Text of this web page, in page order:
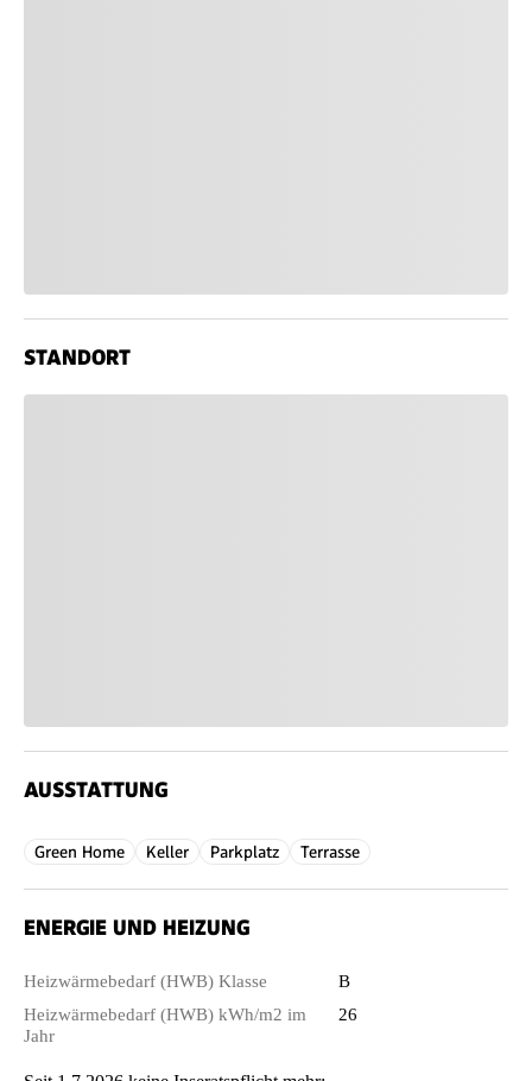
STANDORT
AUSSTATTUNG
Green Home Keller Parkplatz Terrasse
ENERGIE UND HEIZUNG
Heizwärmebedarf (HWB) Klasse
B
Heizwärmebedarf (HWB) kWh/m2 im
Jahr
26